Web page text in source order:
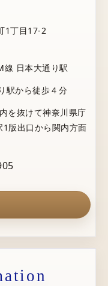
1丁目17-2
線 日本大通り駅
駅から徒歩４分
を抜けて神奈川県庁
版出口から関内方面